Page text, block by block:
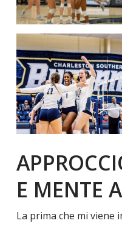
E MENTE
La prima che mi viene